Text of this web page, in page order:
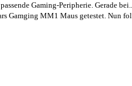
Gaming-Peripherie. Gerade
Gamging MM1 Maus getestet. Nun